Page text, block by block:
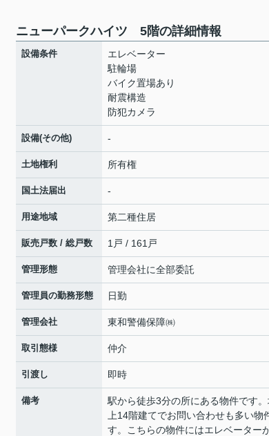
ニューパークハイツ 5階の詳細情報
設備条件
エレベーター
駐輪場
バイク置場あり
耐震構造
防犯カメラ
設備(その他) -
土地権利 所有権
国土法届出 -
用途地域 第二種住居
販売戸数 / 総戸数 1戸 / 161戸
管理形態 管理会社に全部委託
管理員の勤務形態 日勤
管理会社 東和警備保障㈱
取引態様 仲介
引渡し 即時
備考
駅から徒歩3分の所にある物件です
上14階建てでお問い合わせも多い物
す。こちらの物件にはエレベーター